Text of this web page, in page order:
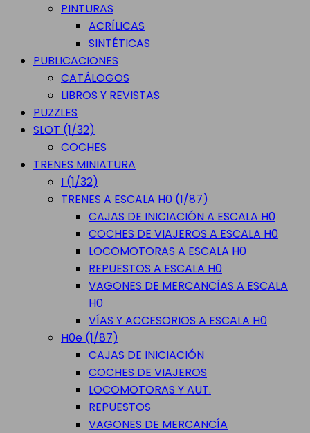
PINTURAS
ACRÍLICAS
SINTÉTICAS
PUBLICACIONES
CATÁLOGOS
LIBROS Y REVISTAS
PUZZLES
SLOT (1/32)
COCHES
TRENES MINIATURA
I (1/32)
TRENES A ESCALA H0 (1/87)
CAJAS DE INICIACIÓN A ESCALA H0
COCHES DE VIAJEROS A ESCALA H0
LOCOMOTORAS A ESCALA H0
REPUESTOS A ESCALA H0
VAGONES DE MERCANCÍAS A ESCALA
H0
VÍAS Y ACCESORIOS A ESCALA H0
H0e (1/87)
CAJAS DE INICIACIÓN
COCHES DE VIAJEROS
LOCOMOTORAS Y AUT.
REPUESTOS
VAGONES DE MERCANCÍA